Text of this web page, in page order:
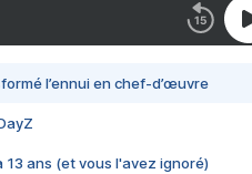
l’ennui en chef-d’œuvre
13 ans (et vous l'avez ignoré)